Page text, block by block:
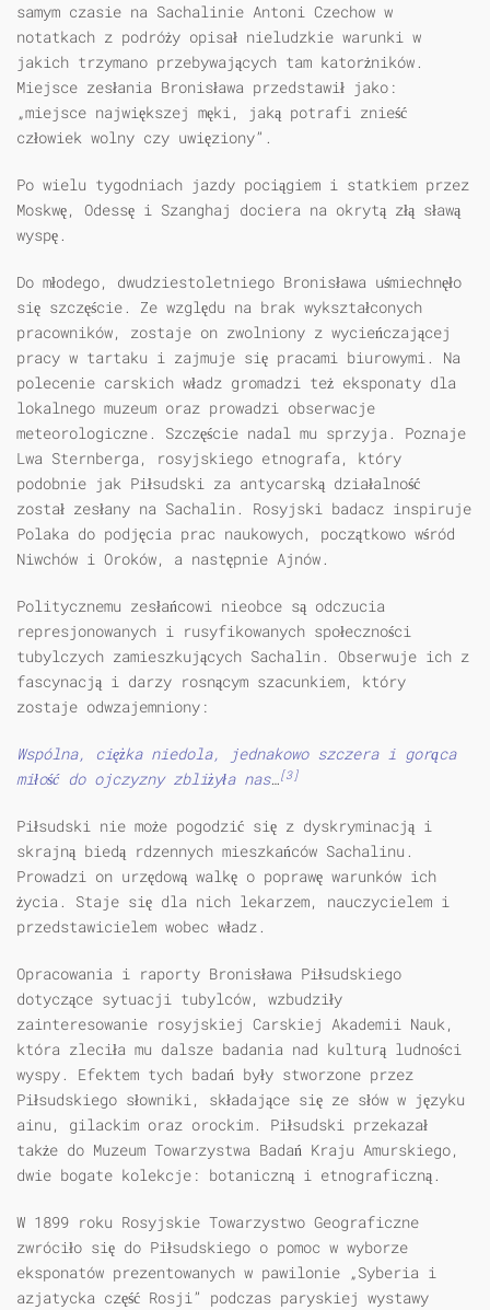
samym czasie na Sachalinie Antoni Czechow w
notatkach z podróży opisał nieludzkie warunki w
jakich trzymano przebywających tam katorżników.
Miejsce zesłania Bronisława przedstawił jako:
„miejsce największej męki, jaką potrafi znieść
człowiek wolny czy uwięziony”.
Po wielu tygodniach jazdy pociągiem i statkiem przez
Moskwę, Odessę i Szanghaj dociera na okrytą złą sławą
wyspę.
Do młodego, dwudziestoletniego Bronisława uśmiechnęło
się szczęście. Ze względu na brak wykształconych
pracowników, zostaje on zwolniony z wycieńczającej
pracy w tartaku i zajmuje się pracami biurowymi. Na
polecenie carskich władz gromadzi też eksponaty dla
lokalnego muzeum oraz prowadzi obserwacje
meteorologiczne. Szczęście nadal mu sprzyja. Poznaje
Lwa Sternberga, rosyjskiego etnografa, który
podobnie jak Piłsudski za antycarską działalność
został zesłany na Sachalin. Rosyjski badacz inspiruje
Polaka do podjęcia prac naukowych, początkowo wśród
Niwchów i Oroków, a następnie Ajnów.
Politycznemu zesłańcowi nieobce są odczucia
represjonowanych i rusyfikowanych społeczności
tubylczych zamieszkujących Sachalin. Obserwuje ich z
fascynacją i darzy rosnącym szacunkiem, który
zostaje odwzajemniony:
Wspólna, ciężka niedola, jednakowo szczera i gorąca
miłość do ojczyzny zbliżyła nas…[3]
Piłsudski nie może pogodzić się z dyskryminacją i
skrajną biedą rdzennych mieszkańców Sachalinu.
Prowadzi on urzędową walkę o poprawę warunków ich
życia. Staje się dla nich lekarzem, nauczycielem i
przedstawicielem wobec władz.
Opracowania i raporty Bronisława Piłsudskiego
dotyczące sytuacji tubylców, wzbudziły
zainteresowanie rosyjskiej Carskiej Akademii Nauk,
która zleciła mu dalsze badania nad kulturą ludności
wyspy. Efektem tych badań były stworzone przez
Piłsudskiego słowniki, składające się ze słów w języku
ainu, gilackim oraz orockim. Piłsudski przekazał
także do Muzeum Towarzystwa Badań Kraju Amurskiego,
dwie bogate kolekcje: botaniczną i etnograficzną.
W 1899 roku Rosyjskie Towarzystwo Geograficzne
zwróciło się do Piłsudskiego o pomoc w wyborze
eksponatów prezentowanych w pawilonie „Syberia i
azjatycka część Rosji” podczas paryskiej wystawy